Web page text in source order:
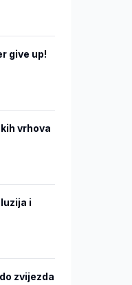
give up!
vrhova
i
zvijezda